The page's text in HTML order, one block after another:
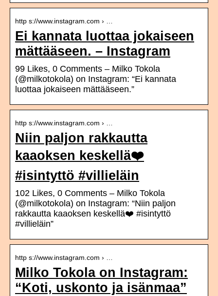
http s://www.instagram.com › …
Ei kannata luottaa jokaiseen
mättääseen. – Instagram
99 Likes, 0 Comments – Milko Tokola
(@milkotokola) on Instagram: “Ei kannata
luottaa jokaiseen mättääseen.”
http s://www.instagram.com › …
Niin paljon rakkautta
kaaoksen keskellä❤️
#isintyttö #villieläin
102 Likes, 0 Comments – Milko Tokola
(@milkotokola) on Instagram: “Niin paljon
rakkautta kaaoksen keskellä❤️ #isintyttö
#villieläin”
http s://www.instagram.com › …
Milko Tokola on Instagram:
“Koti, uskonto ja isänmaa”